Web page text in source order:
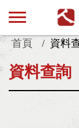
首頁 資料
資料查詢